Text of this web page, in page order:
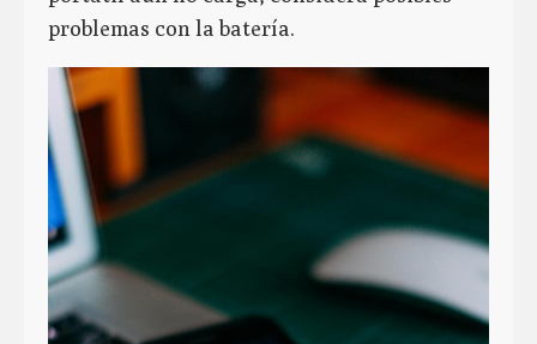
problemas con la batería.